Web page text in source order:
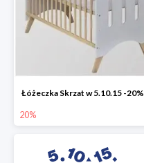
Łóżeczka Skrzat w 5.10.15 -20%
20%